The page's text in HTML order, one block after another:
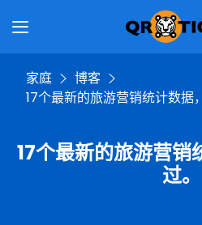
家庭
博客
17个最新的旅游营销统计数据
17个最新的旅游营销
过。